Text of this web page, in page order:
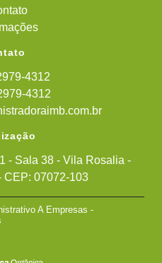
4312
4312
- Sala 38 - Vila Rosalia -
CEP: 07072-103
A Empresas -